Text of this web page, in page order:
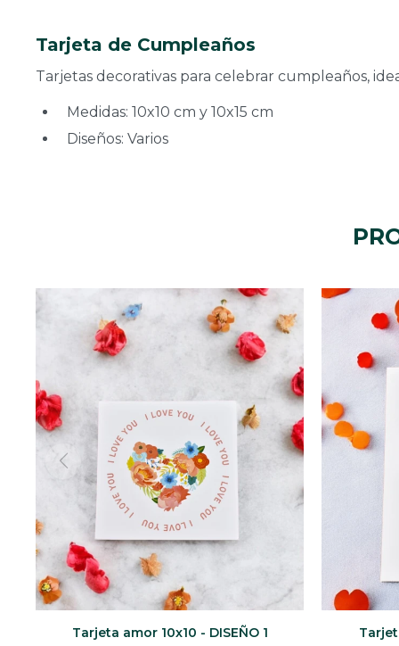
Tarjeta de Cumpleaños
Tarjetas decorativas para celebrar cumpleaños,
Medidas: 10x10 cm y 10x15 cm
Diseños: Varios
Tarjeta amor 10x10 - DISEÑO 1